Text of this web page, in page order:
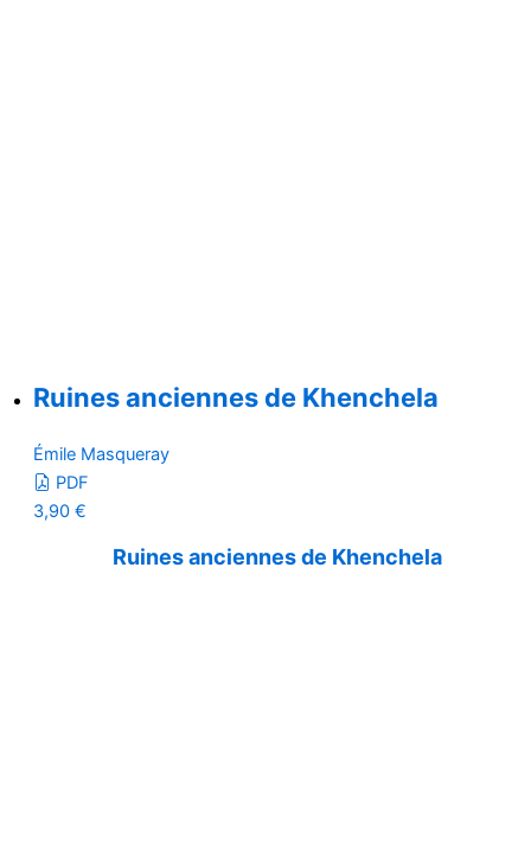
Ruines anciennes de Khenchela
Émile Masqueray
PDF
3,90 €
Ruines anciennes de Khenchela